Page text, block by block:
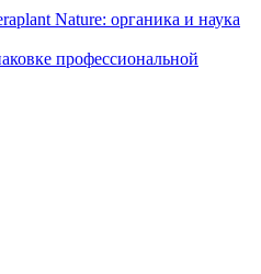
Nature: органика и наука
профессиональной